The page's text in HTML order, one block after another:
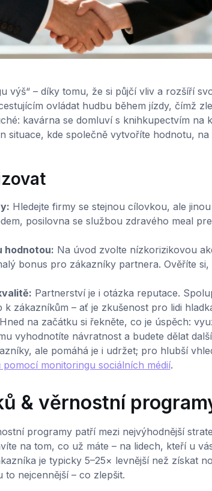
výš“ – díky tomu, že si půjčí vliv a rozšíří
ovládat hudbu během jízdy, čímž
kavárna se domluví s knihkupectvím na
situace, kde společně vytvoříte hodnotu,
Hledejte firmy se stejnou cílovkou, ale
posilovna se službou zdravého meal
hodnotou: Na úvod zvolte nízkorizikovou
bonus pro zákazníky partnera. Ověříte
Partnerství je i otázka reputace.
zákazníkům – ať je zkušenost pro lidi
Hned na začátku si řekněte, co je úspěch:
vyhodnotíte návratnost a budete dělat
ale pomáhá je i udržet; pro hlubší
monitoringu sociálních médií.
& věrnostní
programy patří mezi nejvýhodnější
na tom, co už máte – na lidech, kteří u
je typicky 5–25× levnější než získat
nejcennější – co zlepšit.